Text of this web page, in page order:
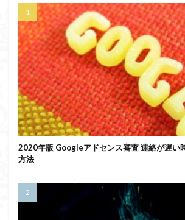
2020年版 Googleアドセンス審査 連絡が遅い
方法